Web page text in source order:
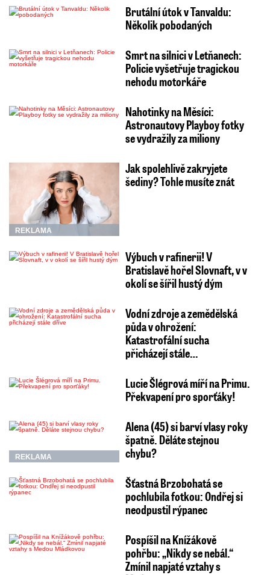
Brutální útok v Tanvaldu:
Několik pobodaných
Smrt na silnici v Letňanech:
Policie vyšetřuje tragickou
nehodu motorkáře
Nahotinky na Měsíci:
Astronautovy Playboy fotky
se vydražily za miliony
REKLAMA
Jak spolehlivě zakryjete
šediny? Tohle musíte znát
Výbuch v rafinerii! V
Bratislavě hořel Slovnaft, v v
okolí se šířil hustý dým
Vodní zdroje a zemědělská
půda v ohrožení:
Katastrofální sucha
přicházejí stále…
Lucie Šlégrová míří na Primu.
Překvapení pro sporťáky!
REKLAMA
Alena (45) si barví vlasy roky
špatně. Děláte stejnou
chybu?
Šťastná Brzobohatá se
pochlubila fotkou: Ondřej si
neodpustil rýpanec
Pospíšil na Knížákově
pohřbu: „Nikdy se nebál.“
Zmínil napjaté vztahy s